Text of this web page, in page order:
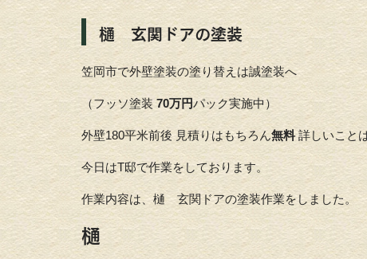
樋 玄関ドアの塗装
笠岡市で外壁塗装の塗り替えは誠塗装へ
（フッソ塗装 70万円パック実施中）
外壁180平米前後 見積りはもちろん無料詳しいこと
今日はT邸で作業をしております。
作業内容は、樋 玄関ドアの塗装作業をしました。
樋